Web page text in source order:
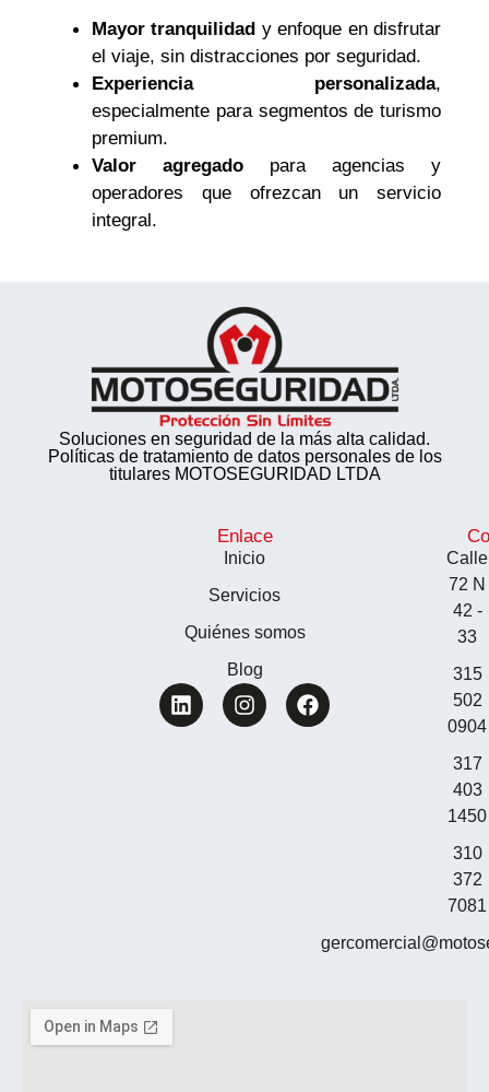
Mayor tranquilidad y enfoque en disfrutar
el viaje, sin distracciones por seguridad.
Experiencia personalizada,
especialmente para segmentos de turismo
premium.
Valor agregado para agencias y
operadores que ofrezcan un servicio
integral.
Soluciones en seguridad de la más alta calidad.
Políticas de tratamiento de datos personales de los
titulares MOTOSEGURIDAD LTDA
Enlace
Inicio
Servicios
Quiénes somos
Blog
Calle
72 N
42 -
33
315
502
0904
317
403
1450
310
372
7081